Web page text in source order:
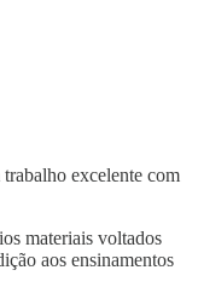
excelente com
materiais voltados
aos ensinamentos